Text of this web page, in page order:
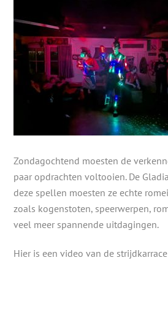
Zondagochtend moesten de
paar opdrachten voltooien. De
deze spellen moesten ze echte
zoals kogenstoten, speerwerpen,
veel meer spannende uitdagingen.
Hier is een video van de